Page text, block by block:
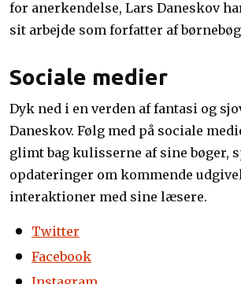
for anerkendelse, Lars Daneskov
sit arbejde som forfatter af
Sociale medier
Dyk ned i en verden af fantasi og
Daneskov. Følg med på sociale
glimt bag kulisserne af sine bøger,
opdateringer om kommende
interaktioner med sine læsere.
Twitter
Facebook